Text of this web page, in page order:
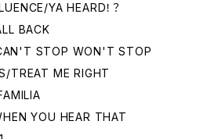
YA HEARD！？
BACK
STOP WON'T STOP
TREAT ME RIGHT
YOU HEAR THAT